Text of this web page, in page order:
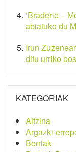
‘Braderie –
abiatuko du
Irun
ditu urriko
KATEGORIAK
Aitzina
Argazki-
Berriak